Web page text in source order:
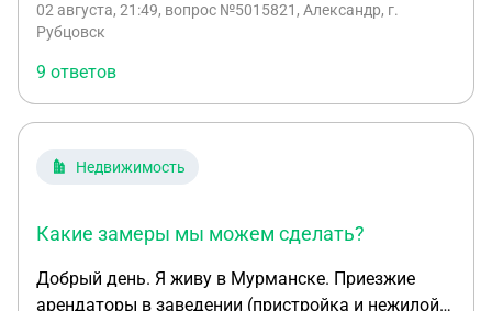
регистрацию у себя. Подскажите, пожалуйста,
себя и если мы оформим договор о
безвозмездном проживании, то будет ли это
корректно? Могут ли возникнуть вопросы, что я у
него арендую или что это фиктивная
регистрация? Если да, то как корректнее это
02 августа, 21:49, вопрос №5015821, Александр, г.
Рубцовск
9 ответов
Недвижимость
Какие замеры мы можем сделать?
Добрый день. Я живу в Мурманске. Приезжие
арендаторы в заведении (пристройка и нежилой